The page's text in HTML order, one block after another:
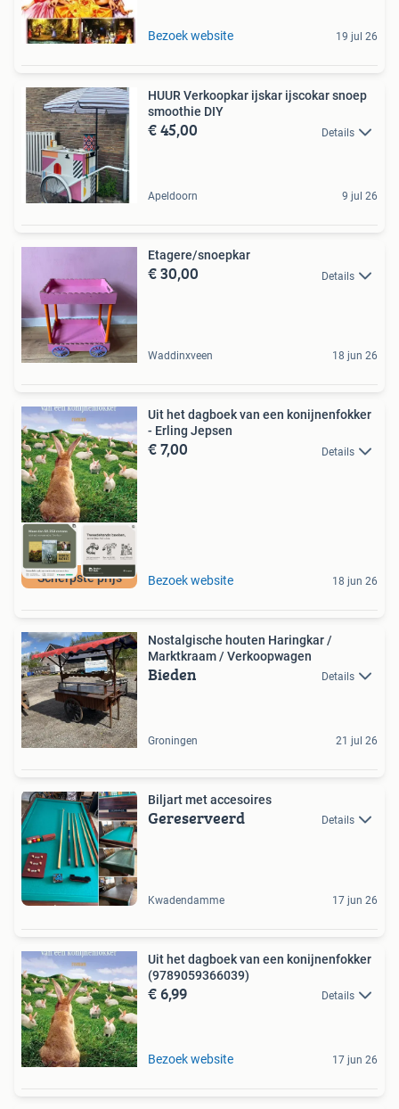
Bezoek website 19 jul 26
HUUR Verkoopkar ijskar ijscokar snoep
smoothie DIY
€ 45,00 Details
Apeldoorn 9 jul 26
Etagere/snoepkar
€ 30,00 Details
Waddinxveen 18 jun 26
Scherpste prijs
Uit het dagboek van een konijnenfokker
- Erling Jepsen
€ 7,00 Details
Bezoek website 18 jun 26
Nostalgische houten Haringkar /
Marktkraam / Verkoopwagen
Bieden Details
Groningen 21 jul 26
Biljart met accesoires
Gereserveerd Details
Kwadendamme 17 jun 26
Uit het dagboek van een konijnenfokker
(9789059366039)
€ 6,99 Details
Bezoek website 17 jun 26